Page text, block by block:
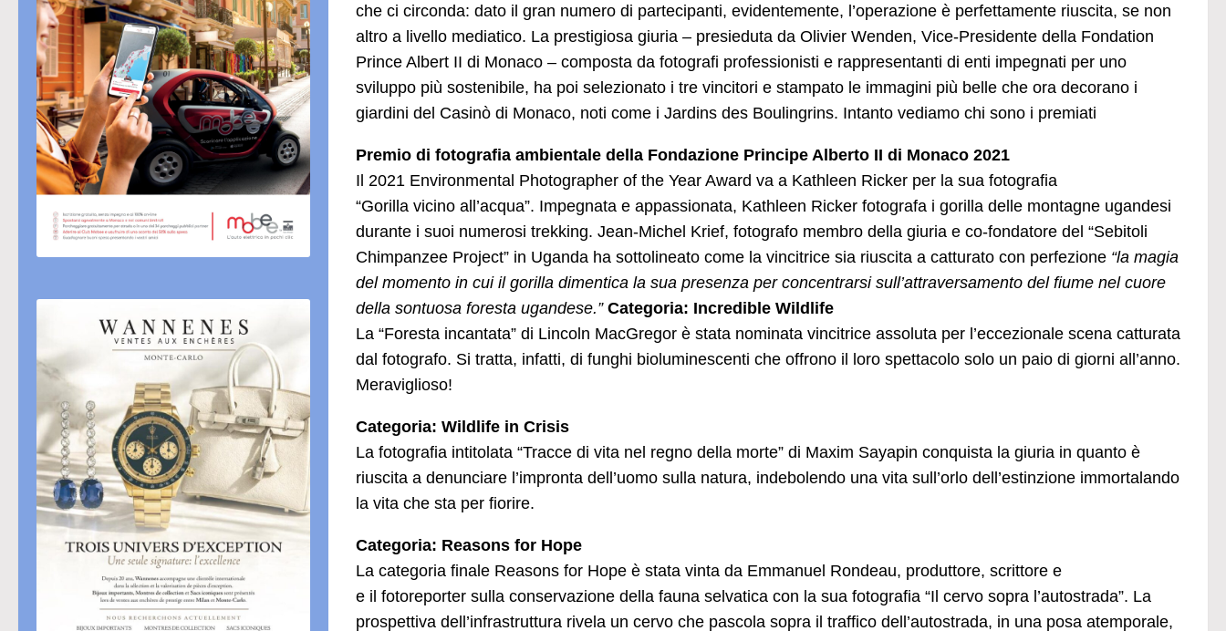
che ci circonda: dato il gran numero di partecipanti, evidentemente, l’operazione è perfettamente riuscita, se non
altro a livello mediatico. La prestigiosa giuria – presieduta da Olivier Wenden, Vice-Presidente della Fondation
Prince Albert II di Monaco – composta da fotografi professionisti e rappresentanti di enti impegnati per uno
sviluppo più sostenibile, ha poi selezionato i tre vincitori e stampato le immagini più belle che ora decorano i
giardini del Casinò di Monaco, noti come i Jardins des Boulingrins. Intanto vediamo chi sono i premiati
Premio di fotografia ambientale della Fondazione Principe Alberto II di Monaco 2021
Il 2021 Environmental Photographer of the Year Award va a Kathleen Ricker per la sua fotografia
“Gorilla vicino all’acqua”. Impegnata e appassionata, Kathleen Ricker fotografa i gorilla delle montagne ugandesi
durante i suoi numerosi trekking. Jean-Michel Krief, fotografo membro della giuria e co-fondatore del “Sebitoli
Chimpanzee Project” in Uganda ha sottolineato come la vincitrice sia riuscita a catturato con perfezione “la magia
del momento in cui il gorilla dimentica la sua presenza per concentrarsi sull’attraversamento del fiume nel cuore
della sontuosa foresta ugandese.” Categoria: Incredible Wildlife
La “Foresta incantata” di Lincoln MacGregor è stata nominata vincitrice assoluta per l’eccezionale scena catturata
dal fotografo. Si tratta, infatti, di funghi bioluminescenti che offrono il loro spettacolo solo un paio di giorni all’anno.
Meraviglioso!
Categoria: Wildlife in Crisis
La fotografia intitolata “Tracce di vita nel regno della morte” di Maxim Sayapin conquista la giuria in quanto è
riuscita a denunciare l’impronta dell’uomo sulla natura, indebolendo una vita sull’orlo dell’estinzione immortalando
la vita che sta per fiorire.
Categoria: Reasons for Hope
La categoria finale Reasons for Hope è stata vinta da Emmanuel Rondeau, produttore, scrittore e
e il fotoreporter sulla conservazione della fauna selvatica con la sua fotografia “Il cervo sopra l’autostrada”. La
prospettiva dell’infrastruttura rivela un cervo che pascola sopra il traffico dell’autostrada, in una posa atemporale,